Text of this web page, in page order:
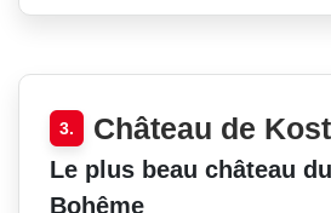
3. Château de Kost
Le plus beau château
Bohême